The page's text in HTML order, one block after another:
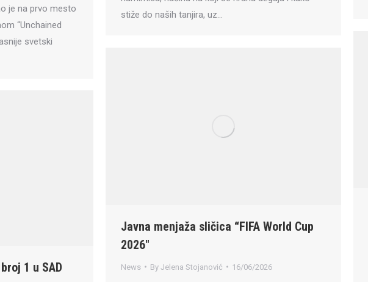
je na prvo mesto
“Unchained
svetski
stiže do naših tanjira, uz…
Javna menjaža sličica “FIFA World Cup
2026″
News By Jelena Stojanović 16/06/2026
1 u SAD